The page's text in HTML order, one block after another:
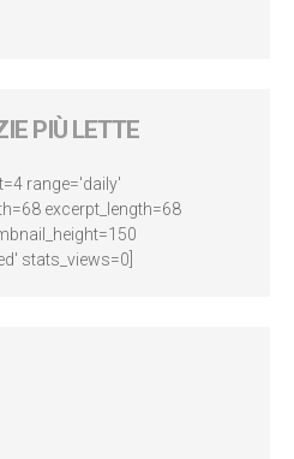
PIÙ LETTE
range='daily'
excerpt_length=68
stats_views=0]